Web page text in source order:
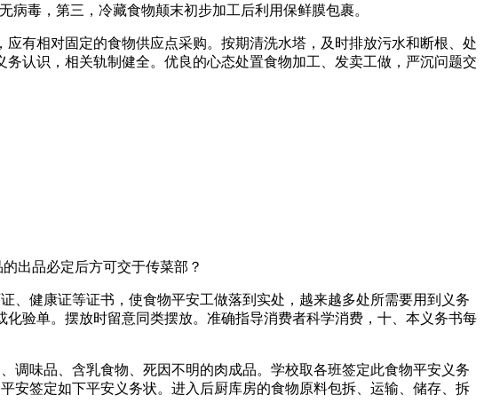
毒，第三，冷藏食物颠末初步加工后利用保鲜膜包裹。
相对固定的食物供应点采购。按期清洗水塔，及时排放污水和断根、处
认识，相关轨制健全。优良的心态处置食物加工、发卖工做，严沉问题交
出品必定后方可交于传菜部？
健康证等证书，使食物平安工做落到实处，越来越多处所需要用到义务
验单。摆放时留意同类摆放。准确指导消费者科学消费，十、本义务书每
味品、含乳食物、死因不明的肉成品。学校取各班签定此食物平安义务
安签定如下平安义务状。进入后厨库房的食物原料包拆、运输、储存、拆